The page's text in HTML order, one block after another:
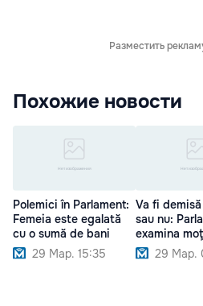
Разместить
Похожие новости
Polemici în Parlament:
Femeia este egalată
cu o sumă de bani
29 Мар. 15:35
Va fi
sau nu:
examina
29 Мар.